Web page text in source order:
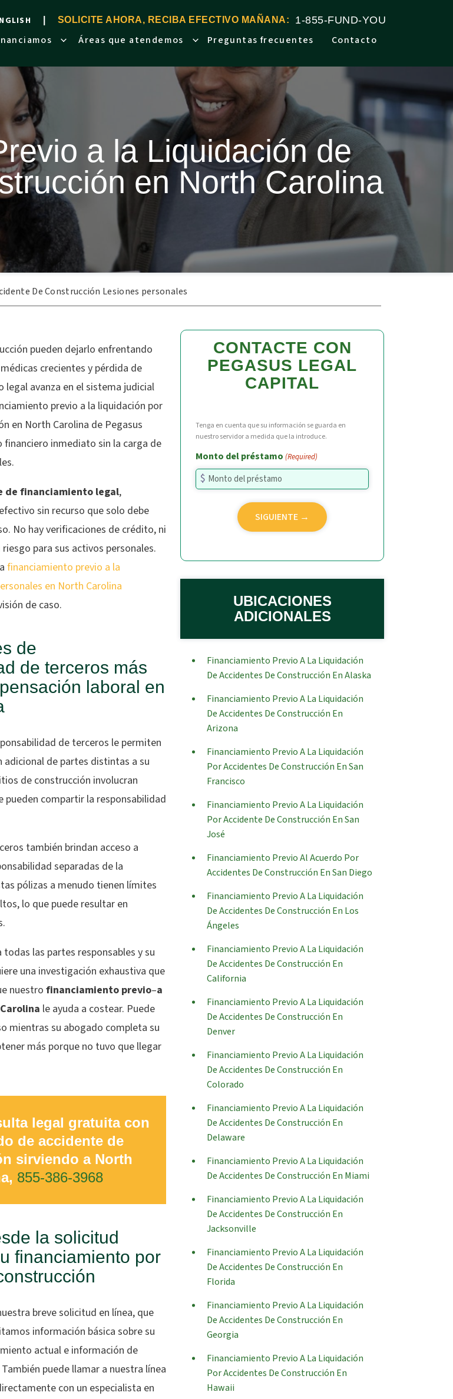
SOLICITE AHORA, RECIBA EFECTIVO MAÑANA: 1-855-FUND-YOU
Áreas que atendemos Preguntas frecuentes Contacto
a la Liquidación de
en North Carolina
De Construcción Lesiones personales
pueden dejarlo enfrentando
crecientes y pérdida de
legal avanza en el sistema judicial
previo a la liquidación por
en North Carolina de Pegasus
financiero inmediato sin la carga de
de financiamiento legal,
sin recurso que solo debe
No hay verificaciones de crédito, ni
para sus activos personales.
financiamiento previo a la
en North Carolina
de caso.
de
de terceros más
laboral en
de terceros le permiten
adicional de partes distintas a su
de construcción involucran
pueden compartir la responsabilidad
también brindan acceso a
separadas de la
pólizas a menudo tienen límites
lo que puede resultar en
las partes responsables y su
una investigación exhaustiva que
nuestrofinanciamiento previo–a
le ayuda a costear. Puede
mientras su abogado completa su
más porque no tuvo que llegar
legal gratuita con
de accidente de
sirviendo a North
855-386-3968
la solicitud
financiamiento por
breve solicitud en línea, que
información básica sobre su
actual e información de
puede llamar a nuestra línea
con un especialista en
CONTACTE CON
PEGASUS LEGAL
CAPITAL
Tenga en cuenta que su información se guarda en
nuestro servidor a medida que la introduce.
Monto del préstamo (Required)
UBICACIONES
ADICIONALES
Financiamiento Previo A La Liquidación
De Accidentes De Construcción En Alaska
Financiamiento Previo A La Liquidación
De Accidentes De Construcción En
Arizona
Financiamiento Previo A La Liquidación
Por Accidentes De Construcción En San
Francisco
Financiamiento Previo A La Liquidación
Por Accidente De Construcción En San
José
Financiamiento Previo Al Acuerdo Por
Accidentes De Construcción En San Diego
Financiamiento Previo A La Liquidación
De Accidentes De Construcción En Los
Ángeles
Financiamiento Previo A La Liquidación
De Accidentes De Construcción En
California
Financiamiento Previo A La Liquidación
De Accidentes De Construcción En
Denver
Financiamiento Previo A La Liquidación
De Accidentes De Construcción En
Colorado
Financiamiento Previo A La Liquidación
De Accidentes De Construcción En
Delaware
Financiamiento Previo A La Liquidación
De Accidentes De Construcción En Miami
Financiamiento Previo A La Liquidación
De Accidentes De Construcción En
Jacksonville
Financiamiento Previo A La Liquidación
De Accidentes De Construcción En
Florida
Financiamiento Previo A La Liquidación
De Accidentes De Construcción En
Georgia
Financiamiento Previo A La Liquidación
Por Accidentes De Construcción En
Hawaii